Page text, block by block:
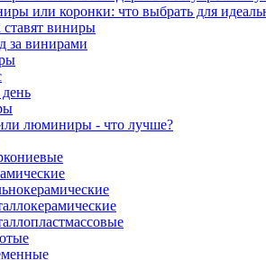
или коронки: что выбрать для
ставят виниры
за винирами
люминиры - что лучше?